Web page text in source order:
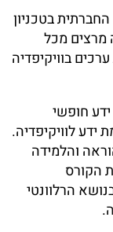
בטכניון
מרצים מכל
בוויקיפדיה
חופשי
ידע לוויקיפדיה.
והלמידה
הקורס
הרלוונטי